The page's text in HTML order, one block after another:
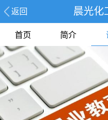
返回 晨光化
首页 简介